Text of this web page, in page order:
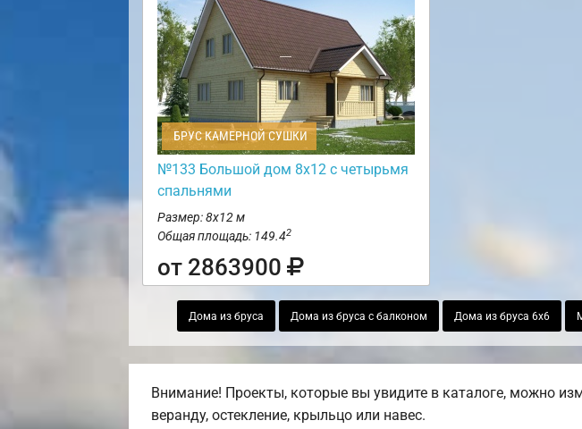
БРУС КАМЕРНОЙ СУШКИ
№133 Большой дом 8х12 с четырьмя
спальнями
Размер: 8х12 м
Общая площадь: 149.42
от 2863900
Дома из бруса Дома из бруса с балконом Дома из бруса 6х6
Внимание! Проекты, которые вы увидите в каталоге, можно
веранду, остекление, крыльцо или навес.